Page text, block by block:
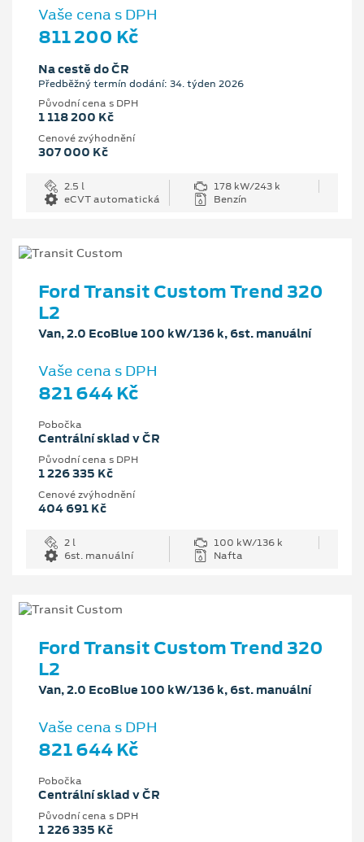
Vaše cena s DPH
811 200 Kč
Na cestě do ČR
Předběžný termín dodání: 34. týden 2026
Původní cena s DPH
1 118 200 Kč
Cenové zvýhodnění
307 000 Kč
2.5 l
178 kW/243 k
eCVT automatická
Benzín
Ford Transit Custom Trend 320
L2
Van, 2.0 EcoBlue 100 kW/136 k, 6st. manuální
Vaše cena s DPH
821 644 Kč
Pobočka
Centrální sklad v ČR
Původní cena s DPH
1 226 335 Kč
Cenové zvýhodnění
404 691 Kč
2 l
100 kW/136 k
6st. manuální
Nafta
Ford Transit Custom Trend 320
L2
Van, 2.0 EcoBlue 100 kW/136 k, 6st. manuální
Vaše cena s DPH
821 644 Kč
Pobočka
Centrální sklad v ČR
Původní cena s DPH
1 226 335 Kč